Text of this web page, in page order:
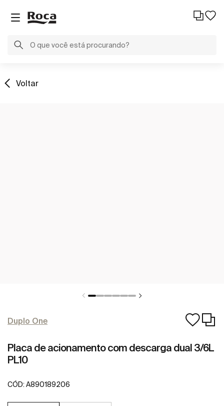
Voltar
Duplo One
Placa de acionamento com descarga dual 3/6L
PL10
CÓD: A890189206